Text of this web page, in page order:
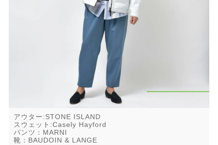
アウター:STONE ISLAND
スウェット:Casely Hayford
パンツ：MARNI
靴：BAUDOIN & LANGE